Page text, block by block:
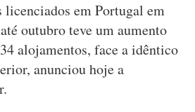
licenciados em Portugal em
outubro teve um aumento
alojamentos, face a idêntico
anunciou hoje a